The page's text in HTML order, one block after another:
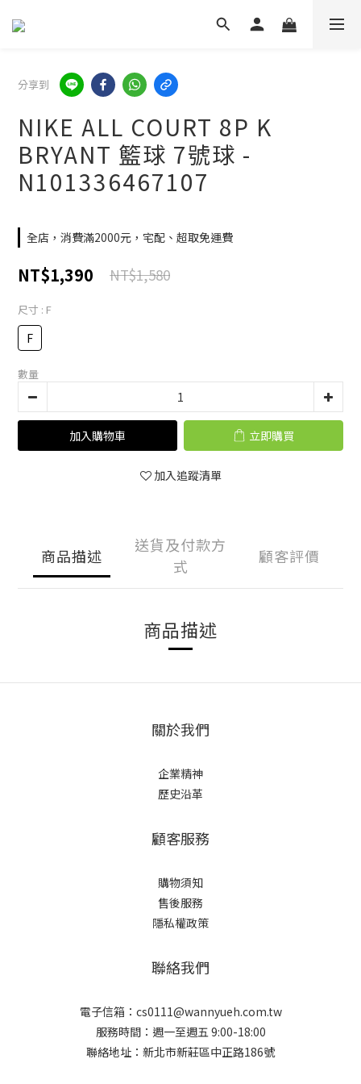
分享到
NIKE ALL COURT 8P K
BRYANT 籃球 7號球 -
N101336467107
全店，消費滿2000元，宅配、超取免運費
NT$1,390 NT$1,580
尺寸 : F
F
數量
加入購物車 立即購買
加入追蹤清單
商品描述
送貨及付款方
式
顧客評價
商品描述
關於我們
企業精神
歷史沿革
顧客服務
購物須知
售後服務
隱私權政策
聯絡我們
電子信箱：cs0111@wannyueh.com.tw
服務時間：週一至週五 9:00-18:00
聯絡地址：新北市新莊區中正路186號